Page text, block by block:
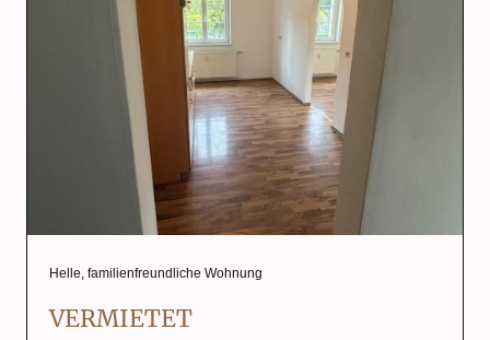
Helle, familienfreundliche Wohnung
VERMIETET